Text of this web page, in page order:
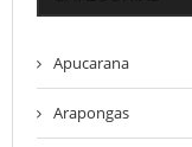
Apucarana
Arapongas